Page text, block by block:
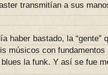
transmitían a sus
haber bastado, la “gente”
músicos con
la funk. Y así se fue